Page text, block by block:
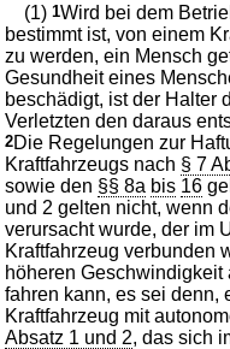
(1)1Wird bei dem
bestimmt ist, von einem
zu werden, ein Mensch
Gesundheit eines
beschädigt, ist der Halter
Verletzten den daraus
2Die Regelungen zur
Kraftfahrzeugs nach § 7
sowie den §§ 8a bis 16
und 2 gelten nicht, wenn
verursacht wurde, der im
Kraftfahrzeug verbunden
höheren
fahren kann, es sei denn,
Kraftfahrzeug mit
Absatz 1 und 2, das sich